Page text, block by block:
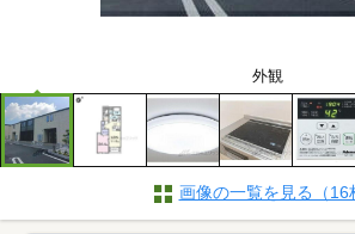
外観
画像の一覧を見る（16